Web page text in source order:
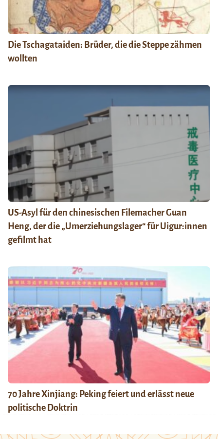
Die Tschagataiden: Brüder, die die Steppe zähmen
wollten
US-Asyl für den chinesischen Filemacher Guan
Heng, der die „Umerziehungslager“ für Uigur:innen
gefilmt hat
70 Jahre Xinjiang: Peking feiert und erlässt neue
politische Doktrin